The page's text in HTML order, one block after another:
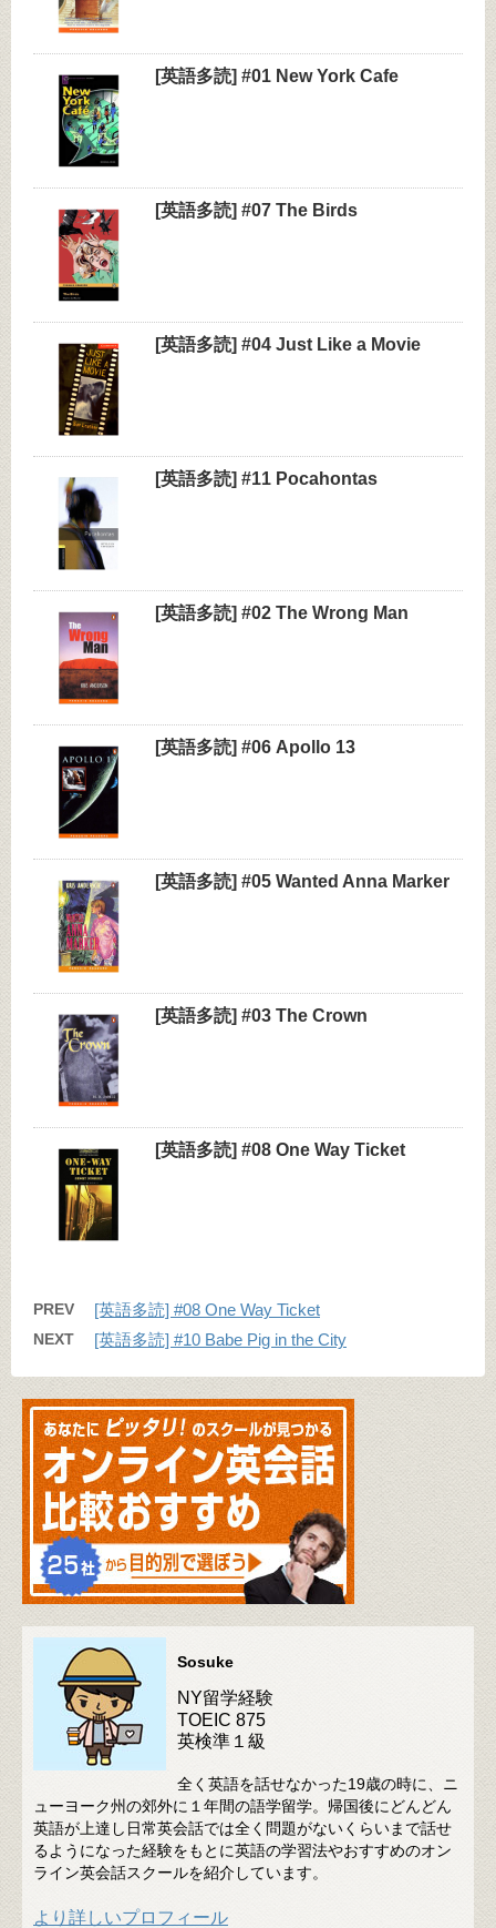
[英語多読] #01 New York Cafe
[英語多読] #07 The Birds
[英語多読] #04 Just Like a Movie
[英語多読] #11 Pocahontas
[英語多読] #02 The Wrong Man
[英語多読] #06 Apollo 13
[英語多読] #05 Wanted Anna Marker
[英語多読] #03 The Crown
[英語多読] #08 One Way Ticket
PREV [英語多読] #08 One Way Ticket
NEXT [英語多読] #10 Babe Pig in the City
Sosuke
NY留学経験
TOEIC 875
英検準１級
全く英語を話せなかった19歳の時に、ニ
ューヨーク州の郊外に１年間の語学留学。帰国後にどんどん
英語が上達し日常英会話では全く問題がないくらいまで話せ
るようになった経験をもとに英語の学習法やおすすめのオン
ライン英会話スクールを紹介しています。
より詳しいプロフィール